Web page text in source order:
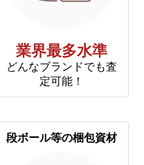
業界最多水準
どんなブランドでも査
定可能！
段ボール等の梱包資材